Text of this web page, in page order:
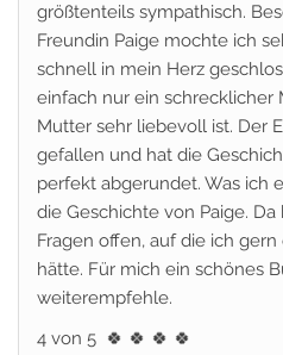
größtenteils sympathisch.
Freundin Paige mochte ich
schnell in mein Herz
einfach nur ein schrecklicher
Mutter sehr liebevoll ist. Der
gefallen und hat die
perfekt abgerundet. Was ich
die Geschichte von Paige.
Fragen offen, auf die ich
hätte. Für mich ein schönes
weiterempfehle.
4 von 5 🍀 🍀 🍀 🍀